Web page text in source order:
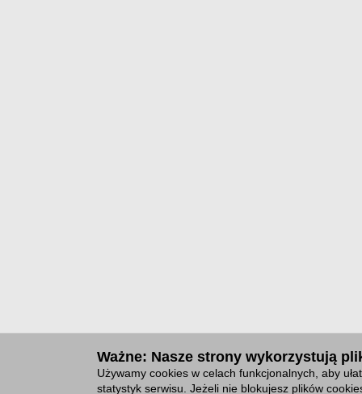
Ważne: Nasze strony wykorzystują
Używamy cookies w celach funkcjonalnych, aby
statystyk serwisu. Jeżeli nie blokujesz plików